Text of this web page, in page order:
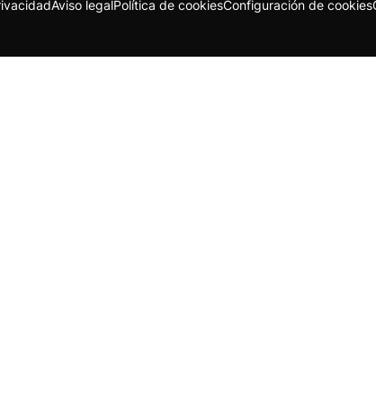
Aviso legalPolítica de cookiesConfiguración de cookies